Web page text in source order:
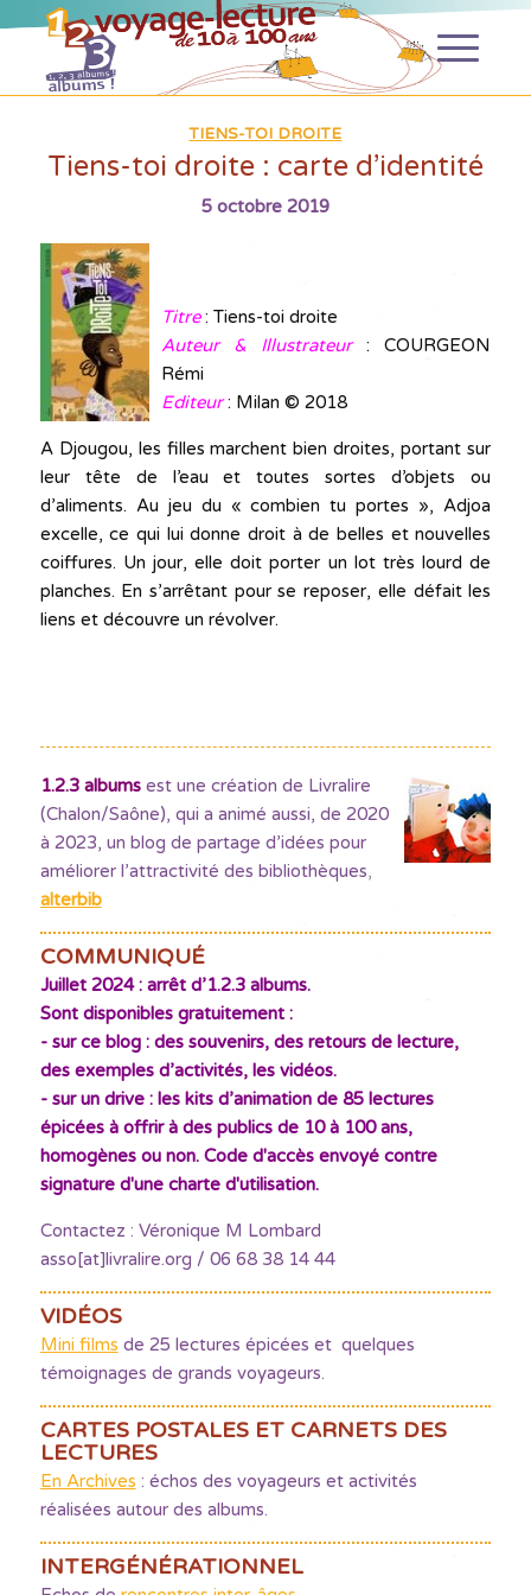
TIENS-TOI DROITE
Tiens-toi droite : carte d’identité
5 octobre 2019
Titre : Tiens-toi droite
Auteur & Illustrateur:COURGEON
Rémi
Editeur: Milan © 2018
A Djougou, les filles marchent bien droites, portant sur
leur tête de l’eau et toutes sortes d’objets ou
d’aliments. Au jeu du « combien tu portes », Adjoa
excelle, ce qui lui donne droit à de belles et nouvelles
coiffures. Un jour, elle doit porter un lot très lourd de
planches. En s’arrêtant pour se reposer, elle défait les
liens et découvre un révolver.
1.2.3 albumsest une création de Livralire
(Chalon/Saône), qui a animé aussi, de 2020
à 2023, un blog de partage d’idées pour
améliorer l’attractivité des bibliothèques,
alterbib
COMMUNIQUÉ
Juillet 2024 : arrêt d’1.2.3 albums.
Sont disponibles gratuitement :
- sur ce blog : des souvenirs, des retours de lecture,
des exemples d’activités, les vidéos.
- sur un drive : les kits d’animation de 85 lectures
épicées à offrir à des publics de 10 à 100 ans,
homogènes ou non. Code d'accès envoyé contre
signature d'une charte d'utilisation.
Contactez : Véronique M Lombard
asso[at]livralire.org / 06 68 38 14 44
VIDÉOS
Mini films de 25 lectures épicées et quelques
témoignages de grands voyageurs.
CARTES POSTALES ET CARNETS DES
LECTURES
En Archives : échos des voyageurs et activités
réalisées autour des albums.
INTERGÉNÉRATIONNEL